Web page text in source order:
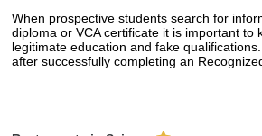
When prospective students search for
diploma or VCA certificate it is important to
legitimate education and fake
after successfully completing an